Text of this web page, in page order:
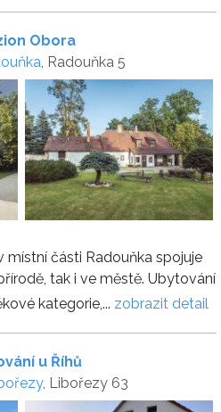
Obora
, Radouňka 5
místní části Radouňka spojuje
tak i ve městě. Ubytování
kategorie,... zobrazit detail
u Říhů
, Libořezy 63